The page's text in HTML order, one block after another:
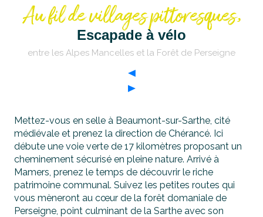
Au fil de villages pittoresques,
Escapade à vélo
entre les Alpes Mancelles et la Forêt de Perseigne
Mettez-vous en selle à Beaumont-sur-Sarthe, cité
médiévale et prenez la direction de Chérancé. Ici
débute une voie verte de 17 kilomètres proposant un
cheminement sécurisé en pleine nature. Arrivé à
Mamers, prenez le temps de découvrir le riche
patrimoine communal. Suivez les petites routes qui
vous mèneront au cœur de la forêt domaniale de
Perseigne, point culminant de la Sarthe avec son